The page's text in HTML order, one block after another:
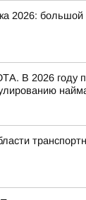
2026:
2026 году